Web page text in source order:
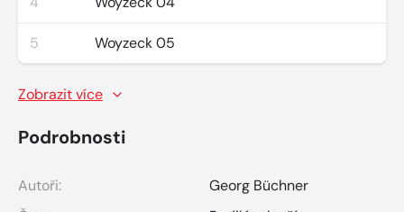
5 Woyzeck 05
Zobrazit více
Podrobnosti
Autoři:
Georg Büchner